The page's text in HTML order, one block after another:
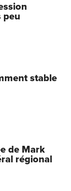
peu
stable
de Mark
régional